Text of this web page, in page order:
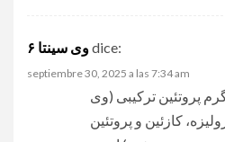
وی سینتا ۶dice:
septiembre 30, 2025 a las 7:34 am
حاوی ۲۴ گرم پروتئین ترکیبی (وی
کازئین و پروتئین